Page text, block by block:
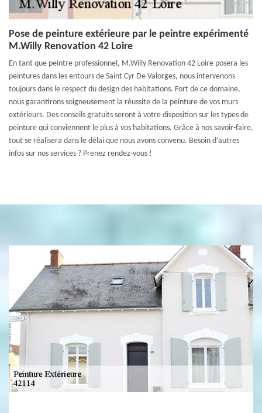
Pose de peinture extérieure par le peintre expérimenté
M.Willy Renovation 42 Loire
En tant que peintre professionnel, M.Willy Renovation 42 Loire posera les
peintures dans les entours de Saint Cyr De Valorges, nous intervenons
toujours dans le respect du design des habitations. Fort de ce domaine,
nous garantirons soigneusement la réussite de la peinture de vos murs
extérieurs. Des conseils gratuits seront à votre disposition sur les types de
peinture qui conviennent le plus à vos habitations. Grâce à nos savoir-faire,
tout se réalisera dans le délai que nous avons convenu. Besoin d’autres
infos sur nos services ? Prenez rendez-vous !